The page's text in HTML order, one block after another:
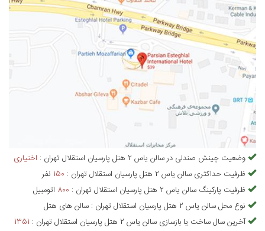
وضعیت چینش صندلی درسالن یاس 2 هتل پارسیان استقلال تهران : اختیاری
ظرفیت حداکثری سالن یاس 2 هتل پارسیان استقلال تهران :
150 نفر
ظرفیت پارکینگ سالن یاس 2 هتل پارسیان استقلال تهران :
800 اتومبیل
نوع محلسالن یاس 2 هتل پارسیان استقلال تهران : سالن های هتل
آخرین سال ساخت یا بازسازی سالن یاس 2 هتل پارسیان استقلال تهران :
1351